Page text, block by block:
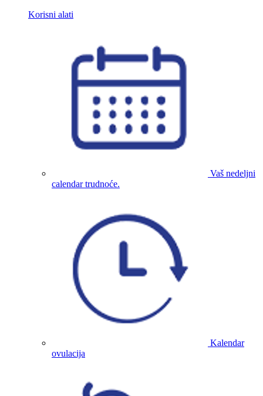
Korisni alati
Vaš nedeljni
calendar trudnoće.
Kalendar
ovulacija